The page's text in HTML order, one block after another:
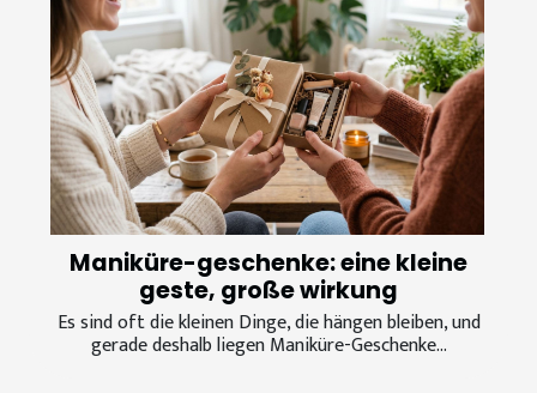
Maniküre-geschenke: eine kleine
geste, große wirkung
Es sind oft die kleinen Dinge, die hängen bleiben, und
gerade deshalb liegen Maniküre-Geschenke...